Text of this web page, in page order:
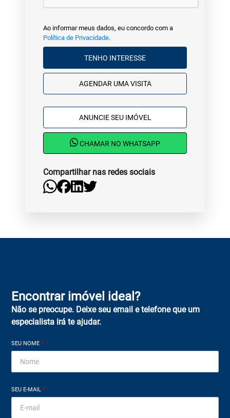
Ao informar meus dados, eu concordo com a
Política de Privacidade.
TENHO INTERESSE
AGENDAR UMA VISITA
ANUNCIE SEU IMÓVEL
CHAMAR NO WHATSAPP
Compartilhar nas redes sociais
Encontrar imóvel ideal?
Não se preocupe. Deixe seu email e telefone que um
especialista irá te ajudar.
SEU NOME*
SEU E-MAIL*